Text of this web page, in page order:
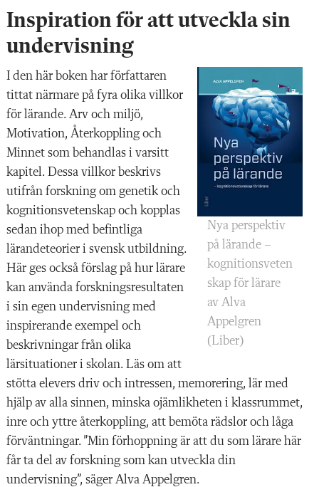
Inspiration för att utveckla sin
undervisning
Nya perspektiv
på lärande –
kognitionsveten
skap för lärare
av Alva
Appelgren
(Liber)
I den här boken har författaren
tittat närmare på fyra olika villkor
för lärande. Arv och miljö,
Motivation, Återkoppling och
Minnet som behandlas i varsitt
kapitel. Dessa villkor beskrivs
utifrån forskning om genetik och
kognitionsvetenskap och kopplas
sedan ihop med befintliga
lärandeteorier i svensk utbildning.
Här ges också förslag på hur lärare
kan använda forskningsresultaten
i sin egen undervisning med
inspirerande exempel och
beskrivningar från olika
lärsituationer i skolan. Läs om att
stötta elevers driv och intressen, memorering, lär med
hjälp av alla sinnen, minska ojämlikheten i klassrummet,
inre och yttre återkoppling, att bemöta rädslor och låga
förväntningar. ”Min förhoppning är att du som lärare här
får ta del av forskning som kan utveckla din
undervisning”, säger Alva Appelgren.